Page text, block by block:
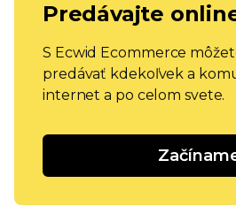
Predávajte
S Ecwid Ecommerce
predávať kdekoľvek a
internet a po celom svete.